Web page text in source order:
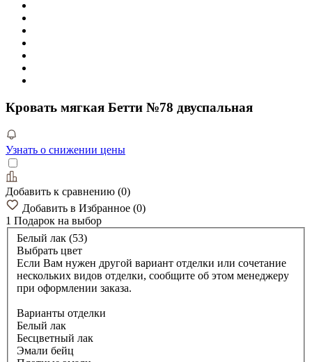
Кровать мягкая Бетти №78 двуспальная
Узнать о снижении цены
Добавить к сравнению (0)
Добавить в Избранное (0)
1 Подарок на выбор
Белый лак (53)
Выбрать цвет
Если Вам нужен другой вариант отделки или сочетание
нескольких видов отделки, сообщите об этом менеджеру
при оформлении заказа.
Варианты отделки
Белый лак
Бесцветный лак
Эмали бейц